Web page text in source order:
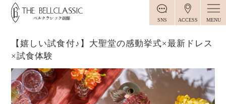
SNS ACCESS MENU
【嬉しい試食付♪】大聖堂の感動挙式×最新ドレス
×試食体験